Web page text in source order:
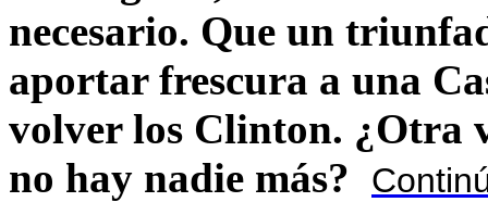
necesario. Que un
aportar frescura a una
volver los Clinton. ¿Otra
no hay nadie más?